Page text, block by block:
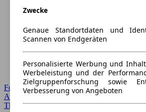
Forum Startseite
Alle Auto-Foren
Themen-Forum
Zwecke
Genaue Standortdaten und
Scannen von Endgeräten
Personalisierte Werbung und
Werbeleistung und der
Zielgruppenforschung sowie
Verbesserung von Angeboten